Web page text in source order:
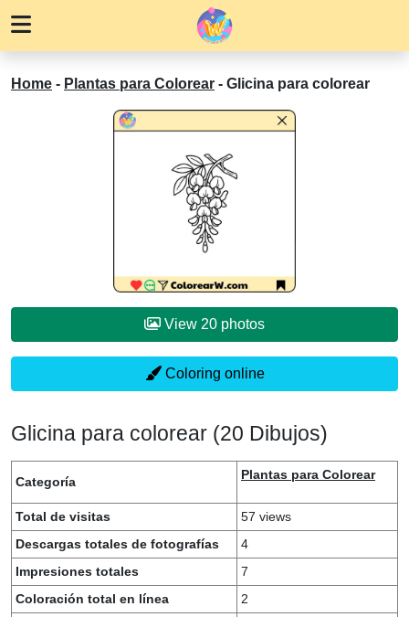
Home - Plantas para Colorear - Glicina para colorear
View 20 photos
Coloring online
Glicina para colorear (20 Dibujos)
Categoría Plantas para Colorear
Total de visitas
57 views
Descargas totales de fotografías
4
Impresiones totales
7
Coloración total en línea
2